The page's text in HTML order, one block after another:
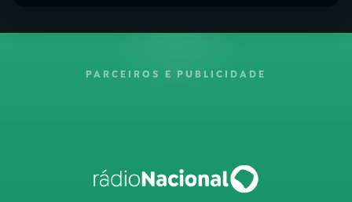
PARCEIROS E PUBLICIDADE